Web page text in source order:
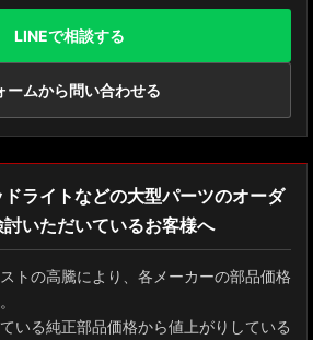
ランドクルーザー プラド
ロス
ス
KSP210 ヤリス
ヤリスクロス
LINEで相談する
ームから問い合わせる
ライトなどの大型パーツのオーダ
いただいているお客様へ
トの高騰により、各メーカーの部品価格
いる純正部品価格から値上がりしている